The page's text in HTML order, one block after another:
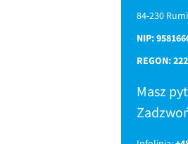
84-230
NIP:
REGON:
Masz